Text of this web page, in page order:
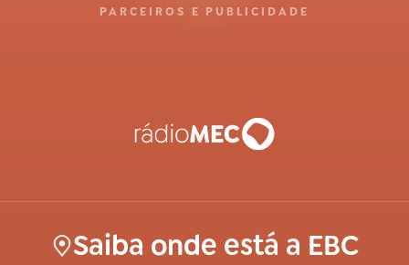
PARCEIROS E PUBLICIDADE
Saiba onde está a EBC